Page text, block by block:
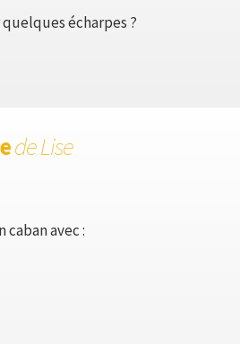
écharpes ?
de Lise
caban avec :